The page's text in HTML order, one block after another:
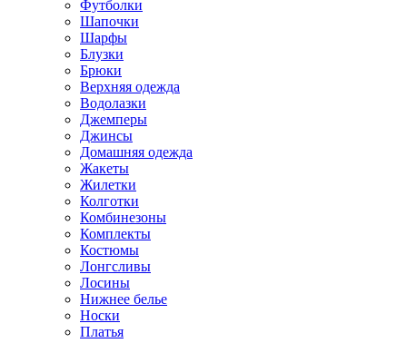
Футболки
Шапочки
Шарфы
Блузки
Брюки
Верхняя одежда
Водолазки
Джемперы
Джинсы
Домашняя одежда
Жакеты
Жилетки
Колготки
Комбинезоны
Комплекты
Костюмы
Лонгсливы
Лосины
Нижнее белье
Носки
Платья